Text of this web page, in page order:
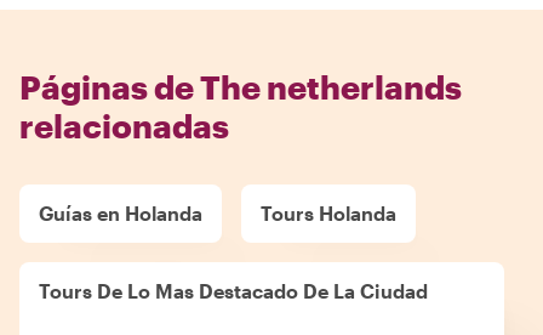
Páginas de The netherlands
relacionadas
Guías en Holanda Tours Holanda
Tours De Lo Mas Destacado De La Ciudad